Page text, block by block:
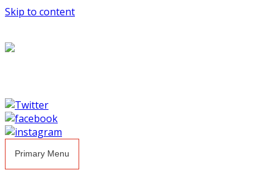
Skip to content
Primary Menu